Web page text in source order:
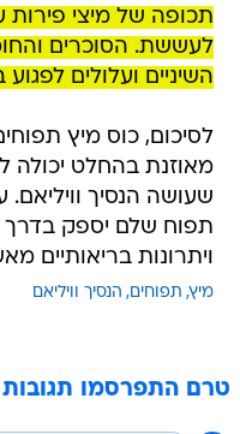
תכופה של מיצי פירות
לעששת. הסוכרים
השיניים ועלולים
לסיכום, כוס מיץ
מאוזנת בהחלט יכולה
שעושה הנסיך
תפוח שלם יספק בדרך
ויתרונות בריאותיים
מיץ תפוחים הנסיך וויליאם
טרם התפרסמו תגובות